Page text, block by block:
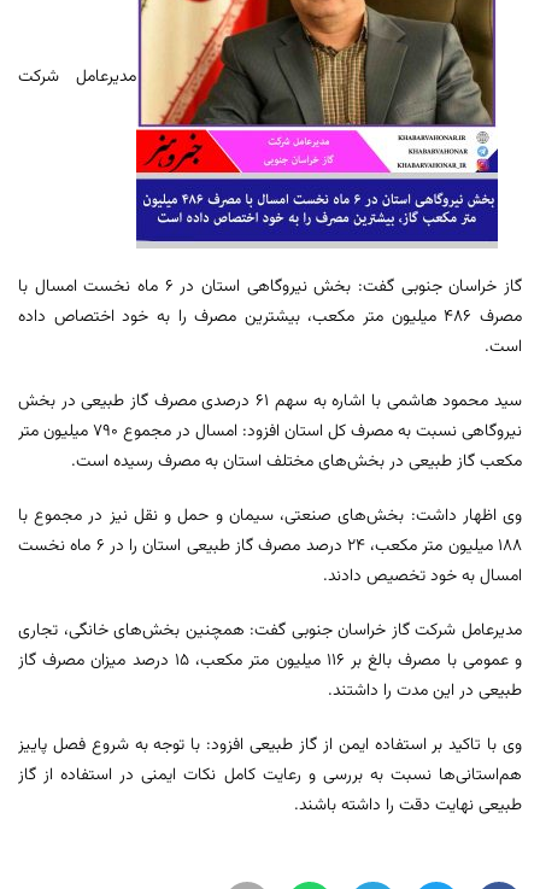
مدیرعامل شرکت
گاز خراسان جنوبی گفت: بخش نیروگاهی استان در ۶ ماه نخست امسال با
مصرف ۴۸۶ میلیون متر مکعب، بیشترین مصرف را به خود اختصاص داده
است.
سید محمود هاشمی با اشاره به سهم ۶۱ درصدی مصرف گاز طبیعی در بخش
نیروگاهی نسبت به مصرف کل استان افزود: امسال در مجموع ۷۹۰ میلیون متر
مکعب گاز طبیعی در بخش‌های مختلف استان به مصرف رسیده است.
وی اظهار داشت: بخش‌های صنعتی، سیمان و حمل و نقل نیز در مجموع با
۱۸۸ میلیون متر مکعب، ۲۴ درصد مصرف گاز طبیعی استان را در ۶ ماه نخست
امسال به خود تخصیص دادند.
مدیرعامل شرکت گاز خراسان جنوبی گفت: همچنین بخش‌های خانگی، تجاری
و عمومی با مصرف بالغ بر ۱۱۶ میلیون متر مکعب، ۱۵ درصد میزان مصرف گاز
طبیعی در این مدت را داشتند.
وی با تاکید بر استفاده ایمن از گاز طبیعی افزود: با توجه به شروع فصل پاییز
هم‌استانی‌ها نسبت به بررسی و رعایت کامل نکات ایمنی در استفاده از گاز
طبیعی نهایت دقت را داشته باشند.